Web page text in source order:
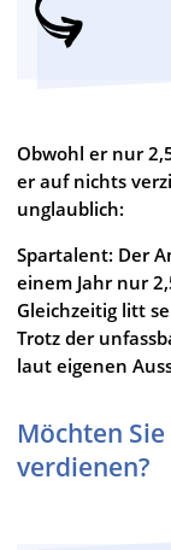
Obwohl er nur
er auf nichts
unglaublich:
Spartalent: Der
einem Jahr nur
Gleichzeitig litt
Trotz der
laut eigenen
Möchten
verdienen?